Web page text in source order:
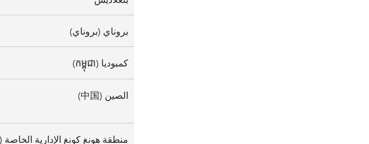
بروناي (بروناي)
كمبوديا (កម្ពុជា)
الصين (中国)